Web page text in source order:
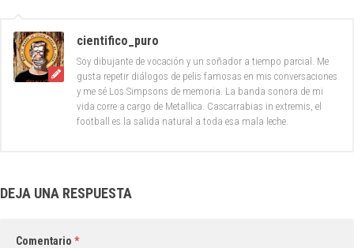
cientifico_puro
Soy dibujante de vocación y un soñador a tiempo parcial. Me
gusta repetir diálogos de pelis famosas en mis conversaciones
y me sé Los Simpsons de memoria. La banda sonora de mi
vida corre a cargo de Metallica. Cascarrabias in extremis, el
football es la salida natural a toda esa mala leche.
DEJA UNA RESPUESTA
Comentario *